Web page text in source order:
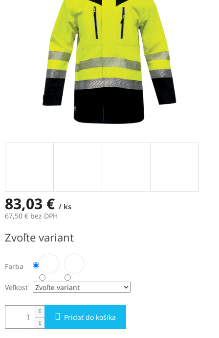
hviezdičiek.
83,03 € / ks
67,50 € bez DPH
cena:
Zvoľte variant
Farba
Veľkosť
Pridať do košíka